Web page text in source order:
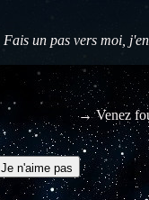
Fais un pas vers moi,
→ Venez
Je n'aime pas